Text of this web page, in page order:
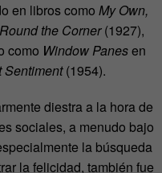
en libros como My Own,
the Corner(1927),
como Window Panesen
Sentiment(1954).
diestra a la hora de
sociales, a menudo bajo
la búsqueda
la felicidad, también fue